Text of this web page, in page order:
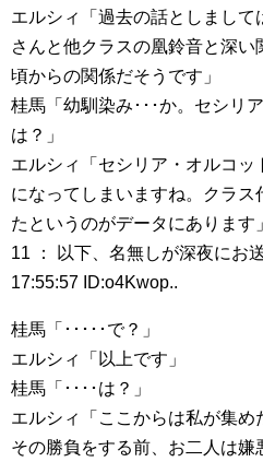
エルシィ「過去の話としまし
さんと他クラスの凰鈴音と深
頃からの関係だそうです」
桂馬「幼馴染み･･･か。セシリ
は？」
エルシィ「セシリア・オルコッ
になってしまいますね。クラス
たというのがデータにあります」
11 ： 以下、名無しが深夜にお
17:55:57 ID:o4Kwop..
桂馬「･････で？」
エルシィ「以上です」
桂馬「････は？」
エルシィ「ここからは私が集め
その勝負をする前、お二人は嫌